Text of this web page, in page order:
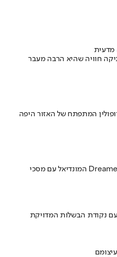
מדעית
חוויה שהיא הרבה מעבר
המתפתח של האזור היפה
נקודת הבשלות המדויקת